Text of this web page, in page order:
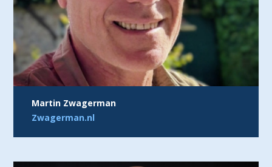
Martin Zwagerman
Zwagerman.nl